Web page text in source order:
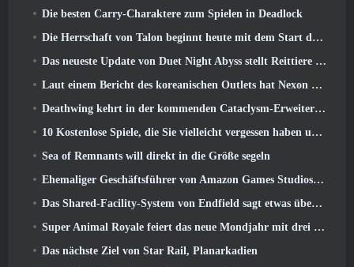
Die besten Carry-Charaktere zum Spielen in Deadlock
Die Herrschaft von Talon beginnt heute mit dem Start der Overwatch-Saison 1: Eroberung
Das neueste Update von Duet Night Abyss stellt Reittiere vor
Laut einem Bericht des koreanischen Outlets hat Nexon ein StarCraft-Shooter-Entwicklerteam zusammengestellt
Deathwing kehrt in der kommenden Cataclysm-Erweiterung nach Hearthstone zurück
10 Kostenlose Spiele, die Sie vielleicht vergessen haben und die am PvP-Fest von Steam teilnehmen
Sea of ​​Remnants will direkt in die Größe segeln
Ehemaliger Geschäftsführer von Amazon Games Studios übernimmt die Leitung des westlichen Verlagswesens von Aion 2
Das Shared-Facility-System von Endfield sagt etwas über Spieler aus
Super Animal Royale feiert das neue Mondjahr mit drei Wochen voller Super-Pferde-Events
Das nächste Ziel von Star Rail, Planarkadien